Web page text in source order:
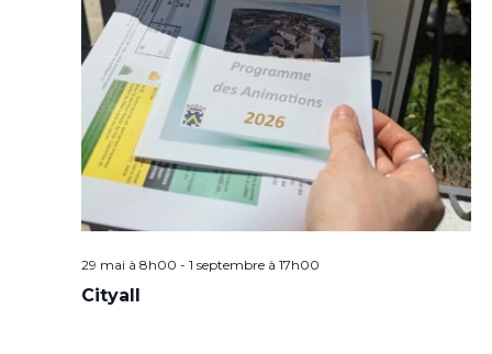
29 mai à 8h00 - 1 septembre à 17h00
Cityall